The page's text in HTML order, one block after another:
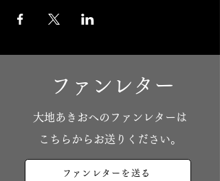
ファンレター
​大地あきおへのファンレターは
こちらからお送りください。
ファンレターを送る